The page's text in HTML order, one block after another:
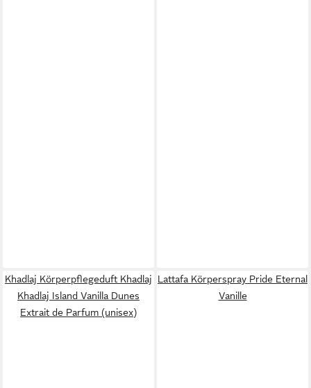
Khadlaj Körperpflegeduft Khadlaj
Khadlaj Island Vanilla Dunes
Extrait de Parfum (unisex)
Lattafa Körperspray Pride Eternal
Vanille